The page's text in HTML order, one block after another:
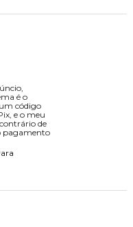
é o
código
e o meu
de
pagamento